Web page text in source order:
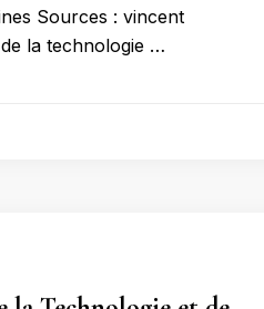
Sources : vincent
la technologie …